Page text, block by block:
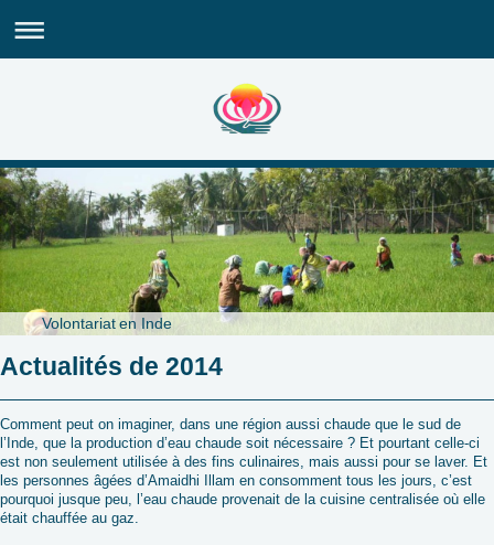
Volontariat en Inde
Actualités de 2014
Comment peut on imaginer, dans une région aussi chaude que le sud de
l’Inde, que la production d’eau chaude soit nécessaire ? Et pourtant celle-ci
est non seulement utilisée à des fins culinaires, mais aussi pour se laver. Et
les personnes âgées d’Amaidhi Illam en consomment tous les jours, c’est
pourquoi jusque peu, l’eau chaude provenait de la cuisine centralisée où elle
était chauffée au gaz.